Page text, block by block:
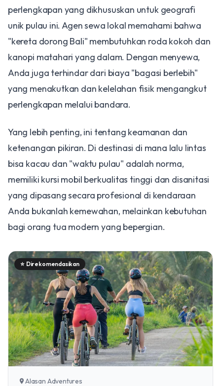
perlengkapan yang dikhususkan untuk geografi
unik pulau ini. Agen sewa lokal memahami bahwa
"kereta dorong Bali" membutuhkan roda kokoh dan
kanopi matahari yang dalam. Dengan menyewa,
Anda juga terhindar dari biaya "bagasi berlebih"
yang menakutkan dan kelelahan fisik mengangkut
perlengkapan melalui bandara.
Yang lebih penting, ini tentang keamanan dan
ketenangan pikiran. Di destinasi di mana lalu lintas
bisa kacau dan "waktu pulau" adalah norma,
memiliki kursi mobil berkualitas tinggi dan disanitasi
yang dipasang secara profesional di kendaraan
Anda bukanlah kemewahan, melainkan kebutuhan
bagi orang tua modern yang bepergian.
⭐ Direkomendasikan
location_on Alasan Adventures